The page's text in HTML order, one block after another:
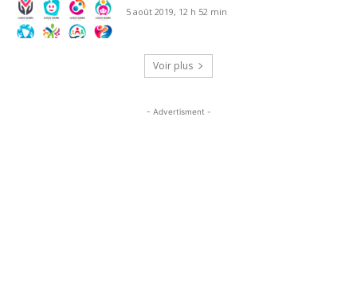
5 août 2019, 12 h 52 min
Voir plus
- Advertisment -